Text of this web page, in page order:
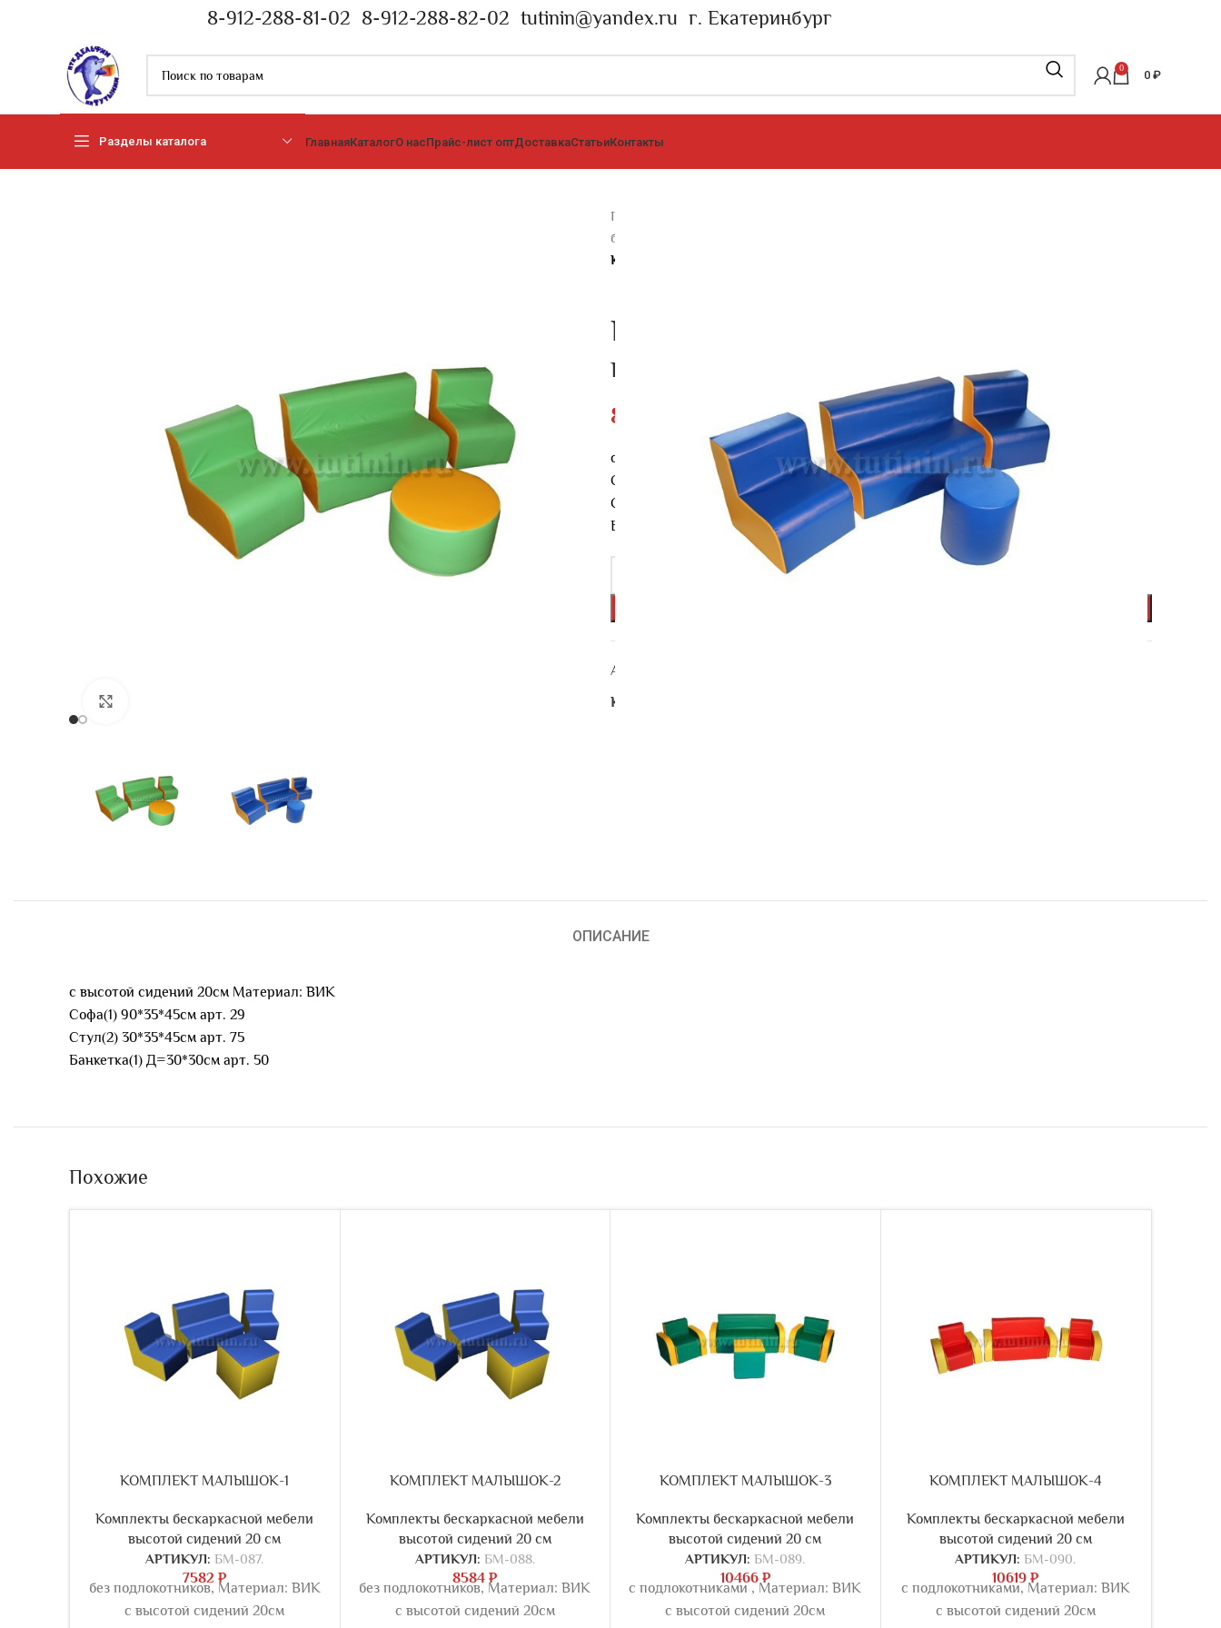
8-912-288-81-02 8-912-288-82-02 tutinin@yandex.ru г. Екатеринбург
0
0 ₽
Разделы каталога ГлавнаяКаталогО насПрайс-лист оптДоставкаСтатьиКонтакты
Главная страница
бескаркасной мебели
КОМПЛЕКТ МАЛЫШОК-8 без подлокотников
КОМПЛЕКТ МАЛЫШОК-8 без
подлокотников
8711
с высотой сидений 20см Материал: ВИК
Софа(1) 90*35*45см арт. 29
Стул(2) 30*35*45см арт. 75
Банкетка(1) Д=30*30см арт. 50
Артикул:
Категория:
ОПИСАНИЕ
с высотой сидений 20см Материал: ВИК
Софа(1) 90*35*45см арт. 29
Стул(2) 30*35*45см арт. 75
Банкетка(1) Д=30*30см арт. 50
Похожие
КОМПЛЕКТ МАЛЫШОК-1
Комплекты бескаркасной мебели
высотой сидений 20 см
АРТИКУЛ: БМ-087.
7582₽
без подлокотников, Материал: ВИК
с высотой сидений 20см
КОМПЛЕКТ МАЛЫШОК-2
Комплекты бескаркасной мебели
высотой сидений 20 см
АРТИКУЛ: БМ-088.
8584₽
без подлокотников, Материал: ВИК
с высотой сидений 20см
КОМПЛЕКТ МАЛЫШОК-3
Комплекты бескаркасной мебели
высотой сидений 20 см
АРТИКУЛ: БМ-089.
10466 ₽
с подлокотниками , Материал: ВИК
с высотой сидений 20см
КОМПЛЕКТ МАЛЫШОК-4
Комплекты бескаркасной мебели
высотой сидений 20 см
АРТИКУЛ: БМ-090.
10619₽
с подлокотниками, Материал: ВИК
с высотой сидений 20см